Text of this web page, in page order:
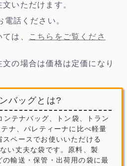
いただけます。
話ください。
は、
こちらをご覧くださ
の場合は価格は定価になり
バッグとは?
テナバッグ、トン袋、トラン
ナ、パレティーナに比べ軽量
ペースでお使いいただける
い丈夫な袋です。原料、製
輸送・保管・出荷用の袋に最